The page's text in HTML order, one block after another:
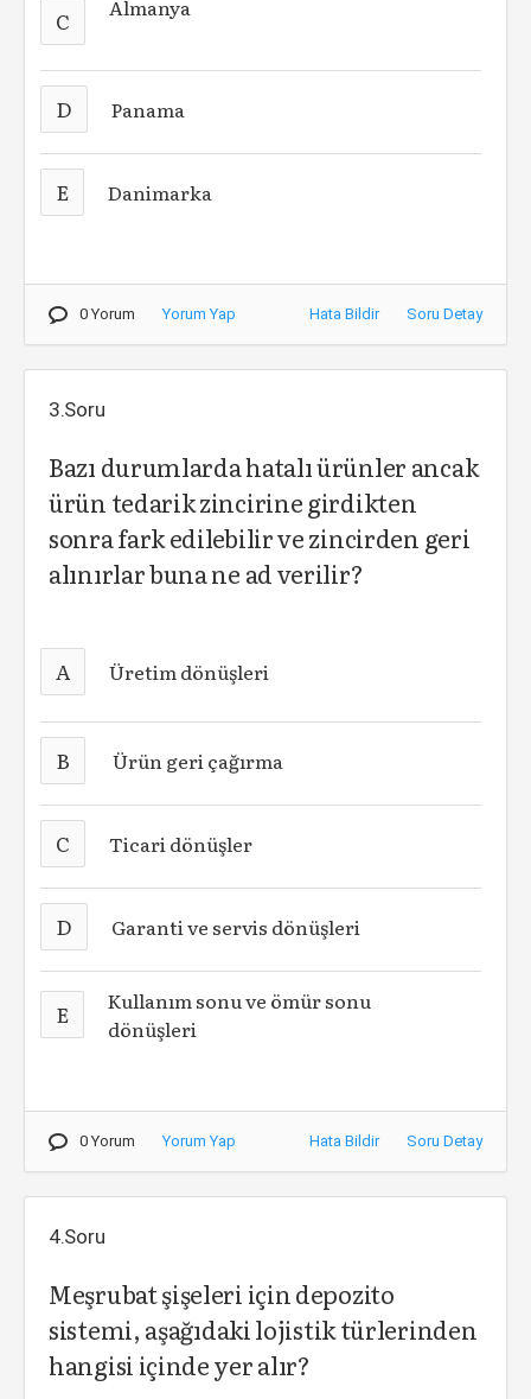
C Almanya
D Panama
E Danimarka
0 Yorum Yorum Yap Hata Bildir Soru Detay
3.Soru
Bazı durumlarda hatalı ürünler ancak
ürün tedarik zincirine girdikten
sonra fark edilebilir ve zincirden geri
alınırlar buna ne ad verilir?
A Üretim dönüşleri
B Ürün geri çağırma
C Ticari dönüşler
D Garanti ve servis dönüşleri
E
Kullanım sonu ve ömür sonu
dönüşleri
0 Yorum Yorum Yap Hata Bildir Soru Detay
4.Soru
Meşrubat şişeleri için depozito
sistemi, aşağıdaki lojistik türlerinden
hangisi içinde yer alır?